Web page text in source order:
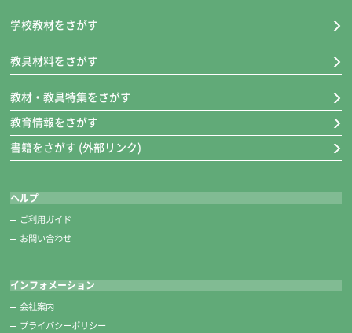
学校教材をさがす
教具材料をさがす
教材・教具特集をさがす
教育情報をさがす
書籍をさがす (外部リンク)
ヘルプ
ご利用ガイド
お問い合わせ
インフォメーション
会社案内
プライバシーポリシー